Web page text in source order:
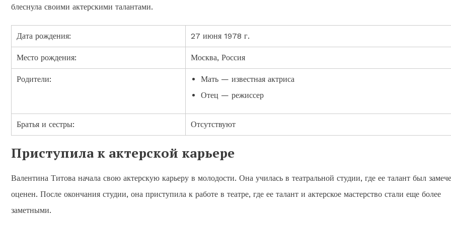
блеснула своими актерскими талантами.
Дата рождения: 27 июня 1978 г.
Место рождения: Москва, Россия
Родители:
Мать — известная актриса
Отец — режиссер
Братья и сестры: Отсутствуют
Приступила к актерской карьере
Валентина Титова начала свою актерскую карьеру в молодости. Она училась в театральной студии, где ее талант был
оценен. После окончания студии, она приступила к работе в театре, где ее талант и актерское мастерство стали еще более
заметными.